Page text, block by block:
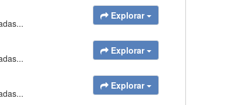
Explorar
Explorar
Explorar